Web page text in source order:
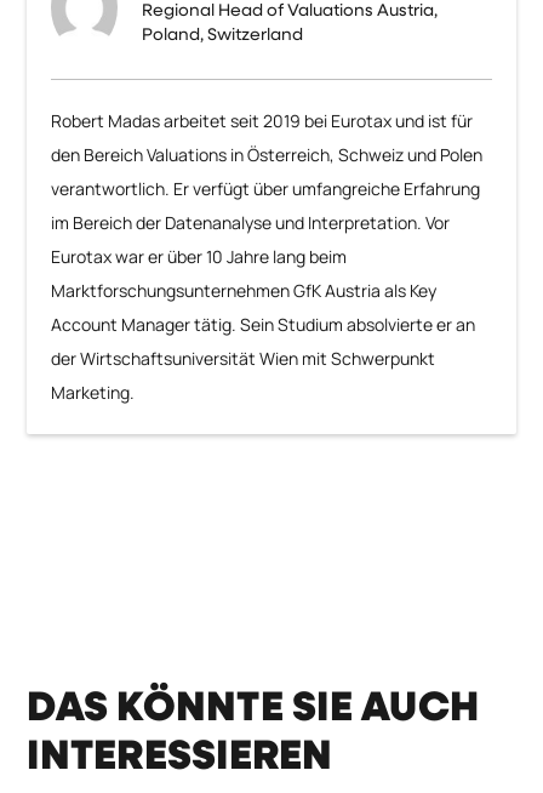
Regional Head of Valuations Austria,
Poland, Switzerland
Robert Madas arbeitet seit 2019 bei Eurotax und ist für
den Bereich Valuations in Österreich, Schweiz und Polen
verantwortlich. Er verfügt über umfangreiche Erfahrung
im Bereich der Datenanalyse und Interpretation. Vor
Eurotax war er über 10 Jahre lang beim
Marktforschungsunternehmen GfK Austria als Key
Account Manager tätig. Sein Studium absolvierte er an
der Wirtschaftsuniversität Wien mit Schwerpunkt
Marketing.
DAS KÖNNTE SIE AUCH
INTERESSIEREN